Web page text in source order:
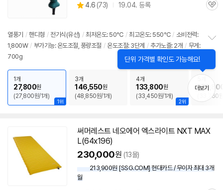
별
4.6 (상
뷰
73) 19.04. 등록
관
열풍기 / 핸디형 / 전기식(유선) / 최저온도: 50℃ / 최고온도: 550℃ / 소비전력:
1,800W / 부가기능: 온도조절, 풍량조절 / 온도조절: 3단계 / 추가노즐: 2개 / 무게:
700g
정
펼
기
1위
1개
27,800원
(27,800원/1개)
3개
146,550원
(48,850원/1개)
2위
4개
133,800원
(33,450원/1개)
(33,760
단위 가격별 확인도 가능해요!
기
더보기
써머레스트 네오에어 엑스라이트 NXT MAX
L(64x196)
230,000원 (13몰)
213,900원 [SSG.COM] 현대카드 / 무이자 최대 3개
월